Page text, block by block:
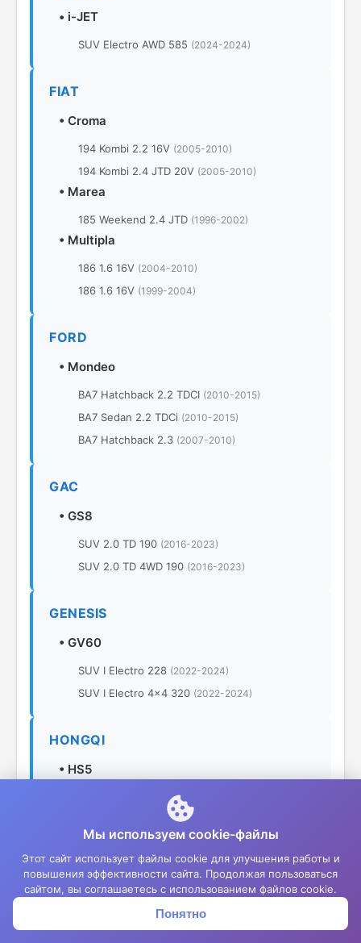
Войти
• i-JET
SUV Electro AWD 585 (2024-2024)
FIAT
• Croma
194 Kombi 2.2 16V (2005-2010)
194 Kombi 2.4 JTD 20V (2005-2010)
• Marea
185 Weekend 2.4 JTD (1996-2002)
• Multipla
186 1.6 16V (2004-2010)
186 1.6 16V (1999-2004)
FORD
• Mondeo
BA7 Hatchback 2.2 TDCI (2010-2015)
BA7 Sedan 2.2 TDCi (2010-2015)
BA7 Hatchback 2.3 (2007-2010)
GAC
• GS8
SUV 2.0 TD 190 (2016-2023)
SUV 2.0 TD 4WD 190 (2016-2023)
GENESIS
• GV60
SUV I Electro 228 (2022-2024)
SUV I Electro 4x4 320 (2022-2024)
HONGQI
• HS5
SUV II 2.0 T AWD 245
(2019-2024)
SUV I 2.0 T AWD 224 (2019-2024)
SUV I 2.0 T Comfort 218(2019-2024)
SUV I 2.0 T Deluxe 224(2019-2024)
Мы используем cookie-файлы
Этот сайт использует файлы cookie для улучшения работы и
повышения эффективности сайта. Продолжая пользоваться
сайтом, вы соглашаетесь с использованием файлов cookie.
Понятно